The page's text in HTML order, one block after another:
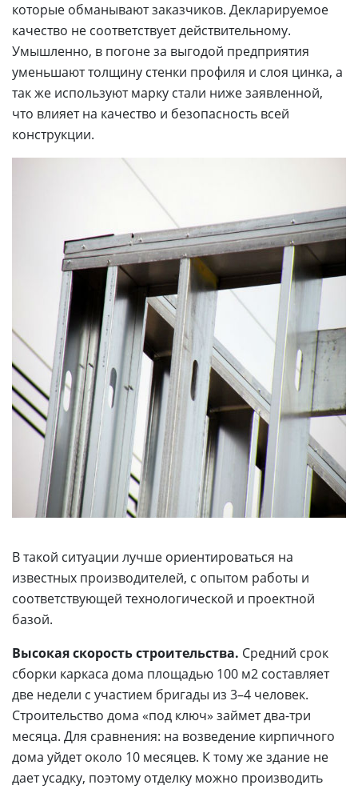
которые обманывают заказчиков. Декларируемое
качество не соответствует действительному.
Умышленно, в погоне за выгодой предприятия
уменьшают толщину стенки профиля и слоя цинка, а
так же используют марку стали ниже заявленной,
что влияет на качество и безопасность всей
конструкции.
В такой ситуации лучше ориентироваться на
известных производителей, с опытом работы и
соответствующей технологической и проектной
базой.
Высокая скорость строительства. Средний срок
сборки каркаса дома площадью 100 м2 составляет
две недели с участием бригады из 3–4 человек.
Строительство дома «под ключ» займет два-три
месяца. Для сравнения: на возведение кирпичного
дома уйдет около 10 месяцев. К тому же здание не
дает усадку, поэтому отделку можно производить